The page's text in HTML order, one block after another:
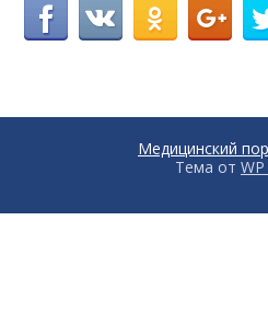
Медицинский
Тема от